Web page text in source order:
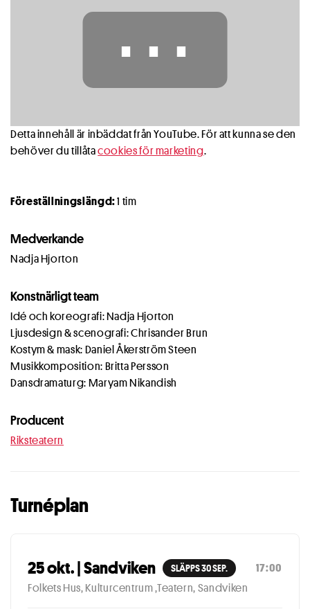
⋯
Detta innehåll är inbäddat från YouTube. För att kunna se den
behöver du tillåtacookies för marketing.
Föreställningslängd:1 tim
Medverkande
Nadja Hjorton
Konstnärligt team
Idé och koreografi: Nadja Hjorton
Ljusdesign & scenografi: Chrisander Brun
Kostym & mask: Daniel Åkerström Steen
Musikkomposition: Britta Persson
Dansdramaturg: Maryam Nikandish
Producent
Riksteatern
Turnéplan
25 okt. | Sandviken SLÄPPS 30 SEP.
Folkets Hus, Kulturcentrum ,Teatern, Sandviken
17:00